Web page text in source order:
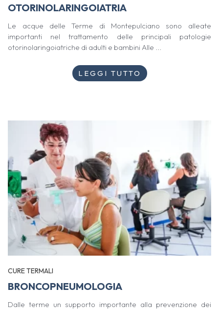
OTORINOLARINGOIATRIA
Le acque delle Terme di Montepulciano sono alleate
importanti nel trattamento delle principali patologie
otorinolaringoiatriche di adulti e bambini Alle ...
LEGGI TUTTO
CURE TERMALI
BRONCOPNEUMOLOGIA
Dalle terme un supporto importante alla prevenzione dei